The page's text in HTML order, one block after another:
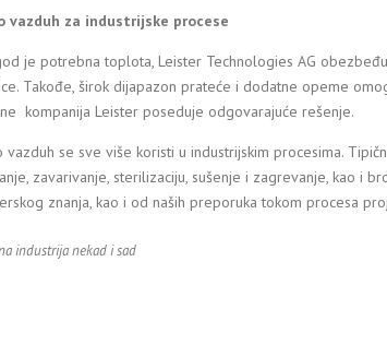
vazduh za industrijske procese
je potrebna toplota, Leister Technologies AG
Takođe, širok dijapazon prateće i dodatne opeme
kompanija Leister poseduje odgovarajuće rešenje.
vazduh se sve više koristi u industrijskim procesima.
zavarivanje, sterilizaciju, sušenje i zagrevanje, kao i
znanja, kao i od naših preporuka tokom procesa
industrija nekad i sad